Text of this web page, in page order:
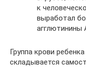
к
выработал
агглютинины
Группа крови
складывается